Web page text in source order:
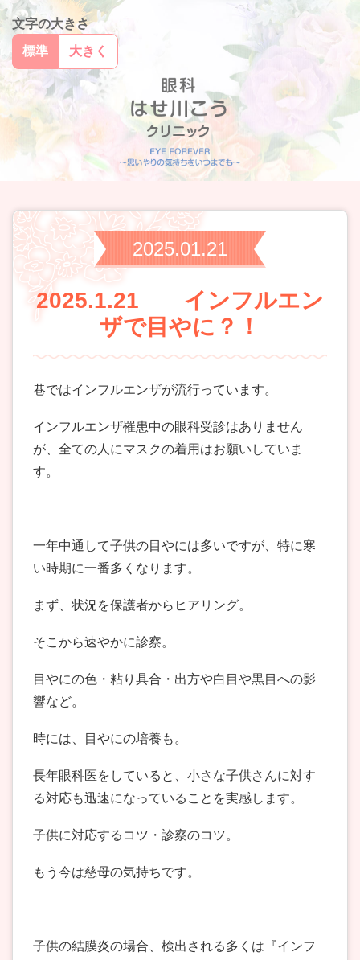
文字の大きさ
標準
大きく
2025.01.21
2025.1.21 インフルエン
ザで目やに？！
巷ではインフルエンザが流行っています。
インフルエンザ罹患中の眼科受診はありません
が、全ての人にマスクの着用はお願いしていま
す。
一年中通して子供の目やには多いですが、特に寒
い時期に一番多くなります。
まず、状況を保護者からヒアリング。
そこから速やかに診察。
目やにの色・粘り具合・出方や白目や黒目への影
響など。
時には、目やにの培養も。
長年眼科医をしていると、小さな子供さんに対す
る対応も迅速になっていることを実感します。
子供に対応するコツ・診察のコツ。
もう今は慈母の気持ちです。
子供の結膜炎の場合、検出される多くは『インフ